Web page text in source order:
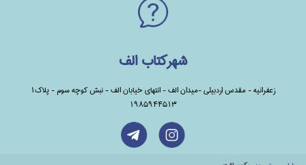
شهرکتاب الف
زعفرانیه - مقدس اردبیلی -میدان الف - انتهای خیابان الف - نبش کوچه سوم - پلاک1
1985944513